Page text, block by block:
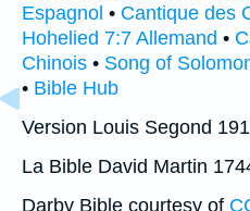
Espagnol • Cantique des
Hohelied 7:7 Allemand •
Chinois • Song of
• Bible Hub
Version Louis Segond
La Bible David Martin
Darby Bible courtesy of